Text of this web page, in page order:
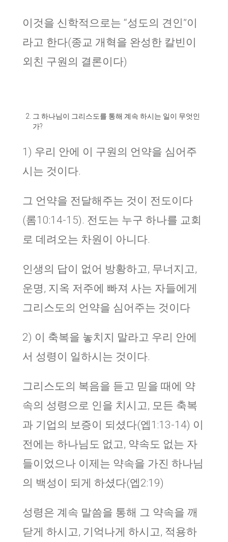
이것을 신학적으로는 “성도의 견인”이
라고 한다(종교 개혁을 완성한 칼빈이
외친 구원의 결론이다)
그 하나님이 그리스도를 통해 계속 하시는 일이 무엇인
가?
1) 우리 안에 이 구원의 언약을 심어주
시는 것이다.
그 언약을 전달해주는 것이 전도이다
(롬10:14-15). 전도는 누구 하나를 교회
로 데려오는 차원이 아니다.
인생의 답이 없어 방황하고, 무너지고,
운명, 지옥 저주에 빠져 사는 자들에게
그리스도의 언약을 심어주는 것이다
2) 이 축복을 놓치지 말라고 우리 안에
서 성령이 일하시는 것이다.
그리스도의 복음을 듣고 믿을 때에 약
속의 성령으로 인을 치시고, 모든 축복
과 기업의 보증이 되셨다(엡1:13-14) 이
전에는 하나님도 없고, 약속도 없는 자
들이었으나 이제는 약속을 가진 하나님
의 백성이 되게 하셨다(엡2:19)
성령은 계속 말씀을 통해 그 약속을 깨
닫게 하시고, 기억나게 하시고, 적용하